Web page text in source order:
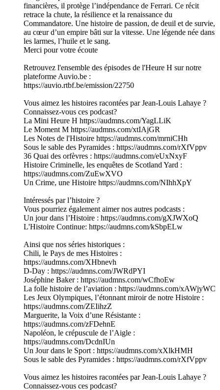
financières, il protège l’indépendance de Ferrari. Ce récit
retrace la chute, la résilience et la renaissance du
Commandatore. Une histoire de passion, de deuil et de survie,
au cœur d’un empire bâti sur la vitesse. Une légende née dans
les larmes, l’huile et le sang.
Merci pour votre écoute
Retrouvez l'ensemble des épisodes de l'Heure H sur notre
plateforme Auvio.be :
https://auvio.rtbf.be/emission/22750
Vous aimez les histoires racontées par Jean-Louis Lahaye ?
Connaissez-vous ces podcast?
La Mini Heure H https://audmns.com/YagLLiK
Le Moment M https://audmns.com/xtIAjGR
Les Notes de l'Histoire https://audmns.com/mrniCHh
Sous le sable des Pyramides : https://audmns.com/rXfVppv
36 Quai des orfèvres : https://audmns.com/eUxNxyF
Histoire Criminelle, les enquêtes de Scotland Yard :
https://audmns.com/ZuEwXVO
Un Crime, une Histoire https://audmns.com/NIhhXpY
Intéressés par l’histoire ?
Vous pourriez également aimer nos autres podcasts :
Un jour dans l’Histoire : https://audmns.com/gXJWXoQ
L'Histoire Continue: https://audmns.com/kSbpELw
Ainsi que nos séries historiques :
Chili, le Pays de mes Histoires :
https://audmns.com/XHbnevh
D-Day : https://audmns.com/JWRdPYI
Joséphine Baker : https://audmns.com/wCfhoEw
La folle histoire de l’aviation : https://audmns.com/xAWjyWC
Les Jeux Olympiques, l’étonnant miroir de notre Histoire :
https://audmns.com/ZEIihzZ
Marguerite, la Voix d’une Résistante :
https://audmns.com/zFDehnE
Napoléon, le crépuscule de l’Aigle :
https://audmns.com/DcdnIUn
Un Jour dans le Sport : https://audmns.com/xXlkHMH
Sous le sable des Pyramides : https://audmns.com/rXfVppv
Vous aimez les histoires racontées par Jean-Louis Lahaye ?
Connaissez-vous ces podcast?